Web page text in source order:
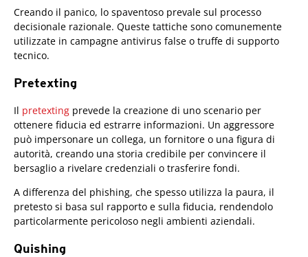
Creando il panico, lo spaventoso prevale sul processo
decisionale razionale. Queste tattiche sono comunemente
utilizzate in campagne antivirus false o truffe di supporto
tecnico.
Pretexting
Il pretexting prevede la creazione di uno scenario per
ottenere fiducia ed estrarre informazioni. Un aggressore
può impersonare un collega, un fornitore o una figura di
autorità, creando una storia credibile per convincere il
bersaglio a rivelare credenziali o trasferire fondi.
A differenza del phishing, che spesso utilizza la paura, il
pretesto si basa sul rapporto e sulla fiducia, rendendolo
particolarmente pericoloso negli ambienti aziendali.
Quishing